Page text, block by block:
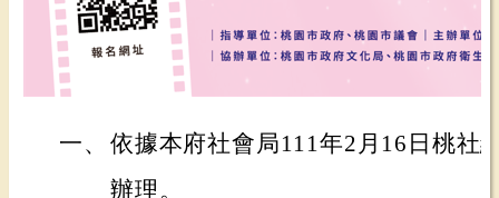
一、 依據本府社會局111年2月16日桃社
辦理。